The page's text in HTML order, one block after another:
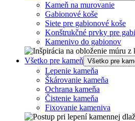
Kameň na murovanie
Gabionové koše
Siete pre gabionové koše
Konštrukčné prvky pre
Kamenivo do gabionov
Všetko pre kameň Všetko pre
Lepenie kameňa
Škárovanie kameňa
Ochrana kameňa
Čistenie kameňa
Fixovanie kameniva